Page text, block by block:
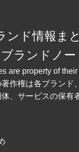
ンド情報ま
ランドノー
are property of
作権は各ブランド
体、サービスの保有